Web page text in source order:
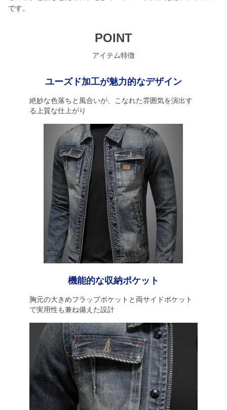
です。
POINT
アイテム特徴
ユーズド加工が魅力的なデザイン
絶妙な色落ちと風合いが、こなれた雰囲気を演出す
る上質な仕上がり
機能的な収納ポケット
胸元の大きめフラップポケットと両サイドポケット
で実用性も兼ね備えた設計